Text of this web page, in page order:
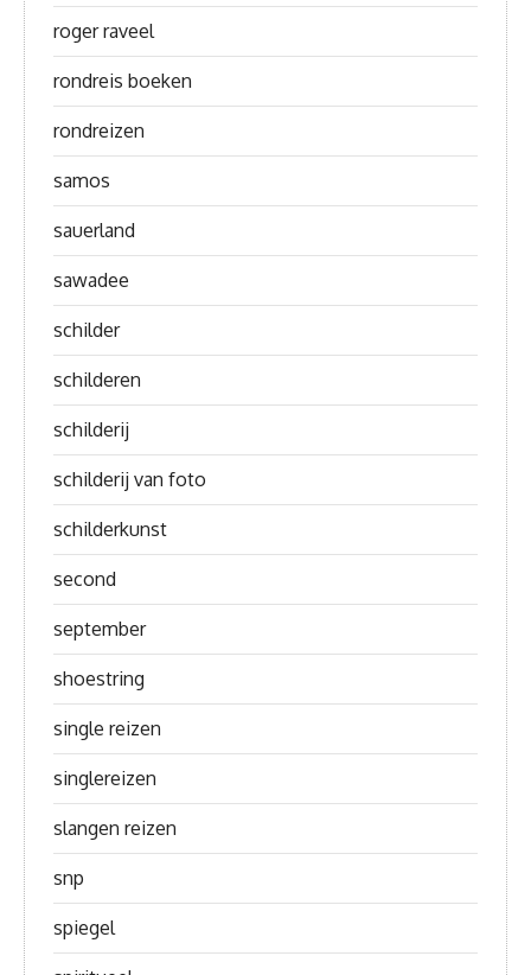
roger raveel
rondreis boeken
rondreizen
samos
sauerland
sawadee
schilder
schilderen
schilderij
schilderij van foto
schilderkunst
second
september
shoestring
single reizen
singlereizen
slangen reizen
snp
spiegel